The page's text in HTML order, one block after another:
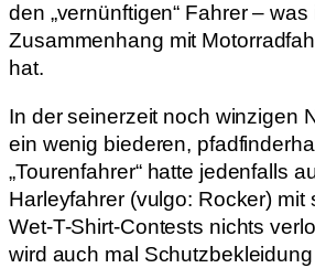
den „vernünftigen“ Fahrer –
Zusammenhang mit
hat.
In der seinerzeit noch winzigen
ein wenig biederen,
„Tourenfahrer“ hatte jedenfalls
Harleyfahrer (vulgo: Rocker) mit
Wet-T-Shirt-Contests nichts
wird auch mal